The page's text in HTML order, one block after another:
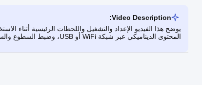
Video Description:
المحتوى الديناميكي عبر شبكة WiFi أو USB، وضبط السطوع والسرعة، واستخدام شاشته فائقة السطوع لعروض المتاجر ومراكز التسوق الفعالة.